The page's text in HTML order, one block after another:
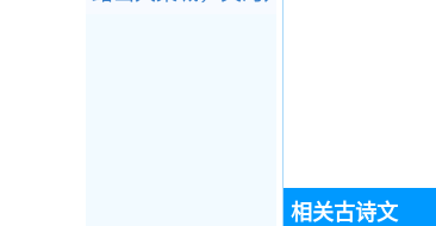
相关古诗文